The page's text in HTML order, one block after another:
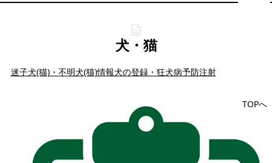
TOPへ
犬・猫
迷子犬(猫)・不明犬(猫)情報犬の登録・狂犬病予防注射